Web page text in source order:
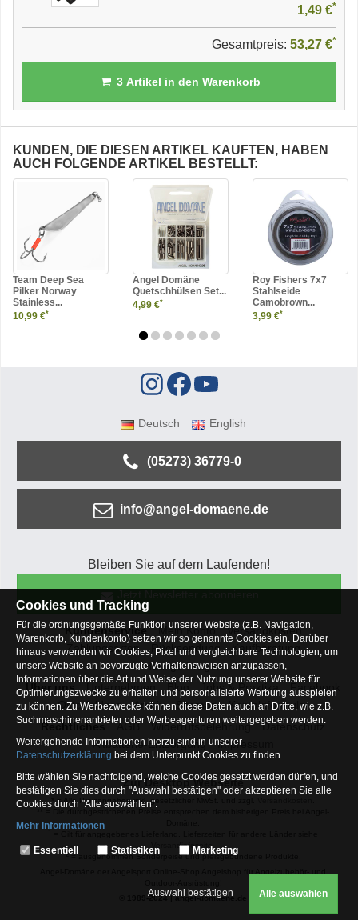
1,49 €*
Gesamtpreis: 53,27 €*
3Artikel in den Warenkorb
KUNDEN, DIE DIESEN ARTIKEL KAUFTEN, HABEN
AUCH FOLGENDE ARTIKEL BESTELLT:
Team Deep Sea
Pilker Norway
Stainless...
10,99 €*
Angel Domäne
Quetschhülsen Set...
4,99 €*
Roy Fishers 7x7
Stahlseide
Camobrown...
3,99 €*
Deutsch English
(05273) 36779-0
info@angel-domaene.de
Bleiben Sie auf dem Laufenden!
Kundenservice Mein Konto
Versandkosten
Zahlungsarten
Rücksendung
Kaufberatung
Häufige Fragen
Über uns
Unternehmen Blog Jobs & Praktika
Facebook
Osterfeldsee
Archiv Sitemap
Kontaktformular
Rechtliches
AGB Widerrufsbelehrung
Datenschutz
Altbatterie-Entsorgung
Impressum
Zur Desktop Webseite
* = Alle Preisangaben inkl. gesetzlicher MwSt. und zzgl.
Versandinfoseite.
2= ausgenommen Sonderpeise und preisgebundene Produkte.
Angel-Domäne der Angelsport Online-Shop Angelshop für Angelzubehör- und
© 1989-2024 | angel-domaene.de
Cookies und Tracking
Für die ordnungsgemäße Funktion unserer Website (z.B. Navigation,
Warenkorb, Kundenkonto) setzen wir so genannte Cookies ein. Darüber
hinaus verwenden wir Cookies, Pixel und vergleichbare Technologien, um
unsere Website an bevorzugte Verhaltensweisen anzupassen,
Informationen über die Art und Weise der Nutzung unserer Website für
Optimierungszwecke zu erhalten und personalisierte Werbung ausspielen
zu können. Zu Werbezwecke können diese Daten auch an Dritte, wie z.B.
Suchmaschinenanbieter oder Werbeagenturen weitergegeben werden.
Weitergehende Informationen hierzu sind in unserer
Datenschutzerklärung bei dem Unterpunkt Cookies zu finden.
Bitte wählen Sie nachfolgend, welche Cookies gesetzt werden dürfen, und
bestätigen Sie dies durch "Auswahl bestätigen" oder akzeptieren Sie alle
Cookies durch "Alle auswählen":
Mehr Informationen
Essentiell
weshalb auf diese nicht verzichtet werden kann
Essentiell Statistiken Marketing
Auswahl bestätigen Alle auswählen